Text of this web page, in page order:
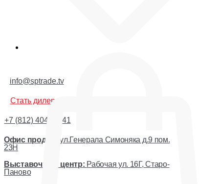
info@sptrade.tv
Стать дилером
+7 (812) 404-44-41
Офис продаж:
ул.Генерала Симоняка д.9 пом.
23Н
Выставочный центр: Рабочая ул. 16Г, Старо-
Паново